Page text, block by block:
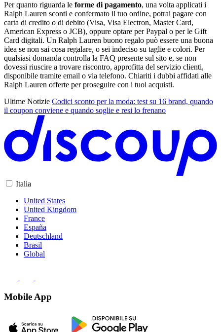
Per quanto riguarda le forme di pagamento, una volta applicati i
Ralph Lauren sconti e confermato il tuo ordine, potrai pagare con
carta di credito o di debito (Visa, Visa Electron, Master Card,
American Express o JCB), oppure optare per Paypal o per le Gift
Card digitali. Un Ralph Lauren buono regalo può essere una buona
idea se non sai cosa regalare, o sei indeciso su taglie e colori. Per
qualsiasi domanda controlla la FAQ presente sul sito e, se non
dovessi riuscire a trovare riscontro, approfitta del servizio clienti,
disponibile tramite email o via telefono. Chiariti i dubbi affidati alle
Ralph Lauren offerte per proseguire con i tuoi acquisti.
Ultime Notizie Codici sconto per la moda: test su 16 brand, quando
il coupon conviene e quando soglie e resi lo frenano
Italia
United States
United Kingdom
France
España
Deutschland
Brasil
Global
Mobile App